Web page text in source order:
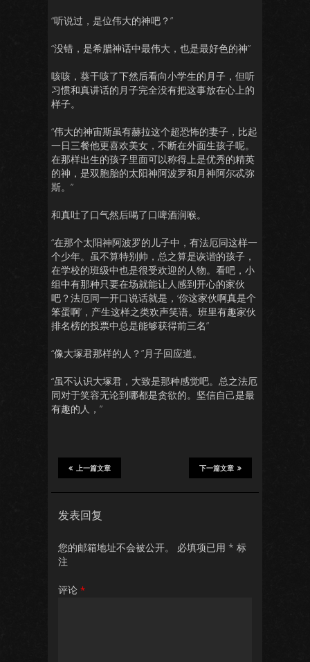
“听说过，是位伟大的神吧？”
“没错，是希腊神话中最伟大，也是最好色的神”
咳咳，葵干咳了下然后看向小学生的月子，但听
习惯和真讲话的月子完全没有把这事放在心上的
样子。
“伟大的神宙斯虽有赫拉这个超恐怖的妻子，比起
一日三餐他更喜欢美女，不断在外面生孩子呢。
在那样出生的孩子里面可以称得上是优秀的精英
的神，是双胞胎的太阳神阿波罗和月神阿尔忒弥
斯。”
和真吐了口气然后喝了口啤酒润喉。
“在那个太阳神阿波罗的儿子中，有法厄同这样一
个少年。虽不算特别帅，总之算是诙谐的孩子，
在学校的班级中也是很受欢迎的人物。看吧，小
组中有那种只要在场就能让人感到开心的家伙
吧？法厄同一开口说话就是，‘你这家伙啊真是个
笨蛋啊’，产生这样之类欢声笑语。班里有趣家伙
排名榜的投票中总是能够获得前三名”
“像大塚君那样的人？”月子回应道。
“虽不认识大塚君，大致是那种感觉吧。总之法厄
同对于笑容无论到哪都是贪欲的。坚信自己是最
有趣的人，”
下一篇文章
上一篇文章
发表回复
您的邮箱地址不会被公开。 必填项已用 * 标
注
评论 *